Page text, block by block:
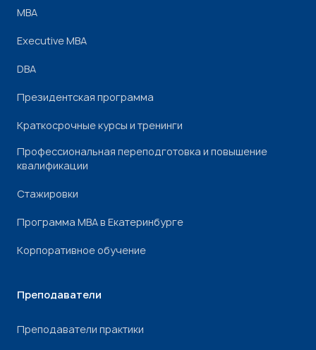
МВА
Executive MBA
DBA
Президентская программа
Краткосрочные курсы и тренинги
Профессиональная переподготовка и повышение
квалификации
Стажировки
Программа МВА в Екатеринбурге
Корпоративное обучение
Преподаватели
Преподаватели практики